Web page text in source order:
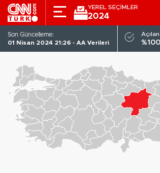
YEREL SEÇİMLER
2024
Son Güncelleme:
01 Nisan 2024 21:26 - AA Verileri
%100
TÜRKIYE GENELI ADAYLAR
Büyük Birlik